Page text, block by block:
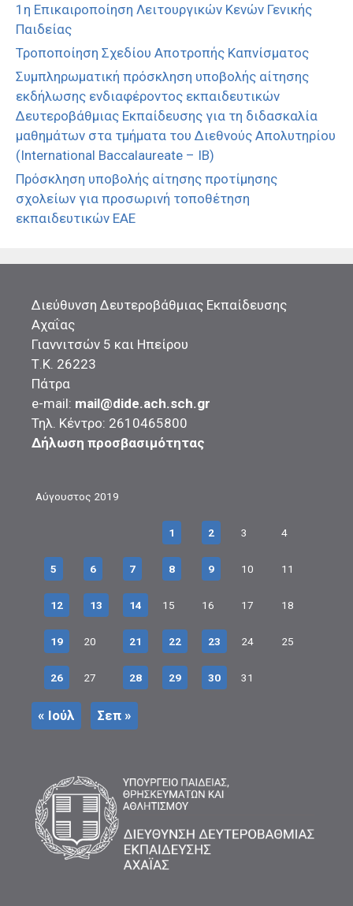
1η Επικαιροποίηση Λειτουργικών Κενών Γενικής
Παιδείας
Τροποποίηση Σχεδίου Αποτροπής Καπνίσματος
Συμπληρωματική πρόσκληση υποβολής αίτησης
εκδήλωσης ενδιαφέροντος εκπαιδευτικών
Δευτεροβάθμιας Εκπαίδευσης για τη διδασκαλία
μαθημάτων στα τμήματα του Διεθνούς Απολυτηρίου
(International Baccalaureate – IB)
Πρόσκληση υποβολής αίτησης προτίμησης
σχολείων για προσωρινή τοποθέτηση
εκπαιδευτικών ΕΑΕ
Διεύθυνση Δευτεροβάθμιας Εκπαίδευσης
Αχαΐας
Γιαννιτσών 5 και Ηπείρου
Τ.Κ. 26223
Πάτρα
e-mail: mail@dide.ach.sch.gr
Τηλ. Κέντρο: 2610465800
Δήλωση προσβασιμότητας
Αύγουστος 2019
1 2 3 4
5 6 7 8 9 10 11
12 13 14 15 16 17 18
19 20 21 22 23 24 25
26 27 28 29 30 31
« Ιούλ Σεπ »